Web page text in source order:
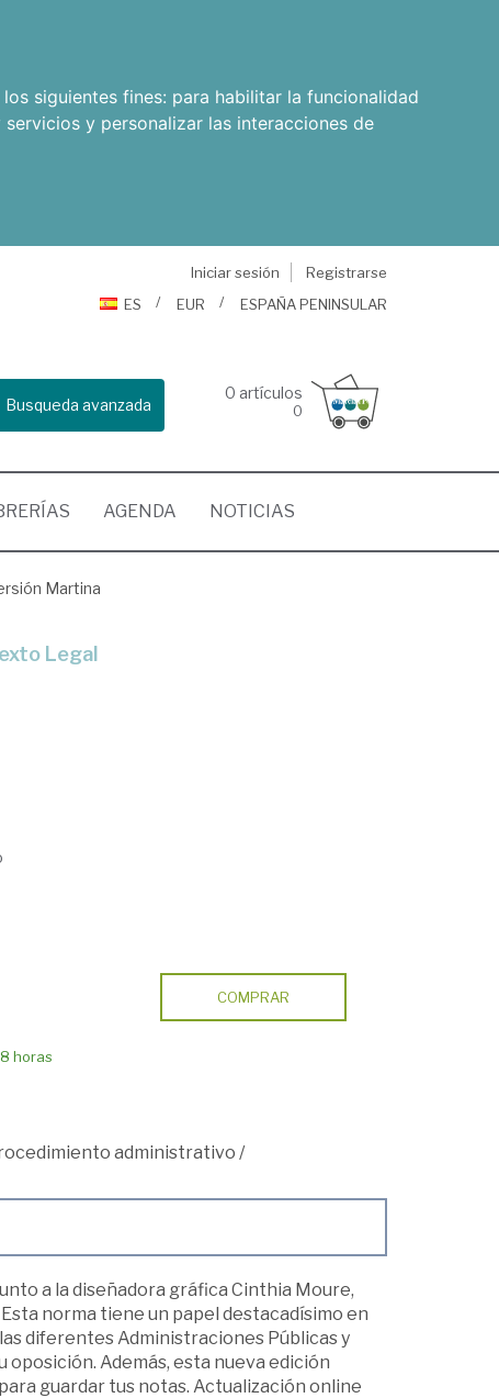
siguientes fines: para habilitar la funcionalidad
y personalizar las interacciones de
Iniciar sesión
Registrarse
ES
EUR ESPAÑA PENINSULAR
Busqueda avanzada
0 artículos
0
AGENDA NOTICIAS
Martina
Legal
horas
COMPRAR
administrativo /
a la diseñadora gráfica Cinthia Moure,
norma tiene un papel destacadísimo en
diferentes Administraciones Públicas y
Además, esta nueva edición
guardar tus notas. Actualización online